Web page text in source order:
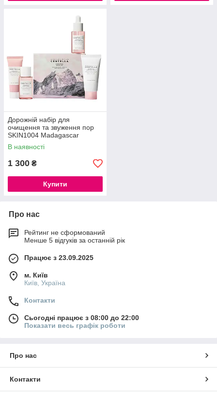
Дорожній набір для
очищення та звуження пор
SKIN1004 Madagascar
Centella Poremizing Travel Kit
(20ml+30ml+30ml+30ml)
В наявності
1 300 ₴
Купити
Про нас
Рейтинг не сформований
Менше 5 відгуків за останній рік
Працює з 23.09.2025
м. Київ
Київ, Україна
Контакти
Сьогодні працює з 08:00 до 22:00
Показати весь графік роботи
Про нас
Контакти